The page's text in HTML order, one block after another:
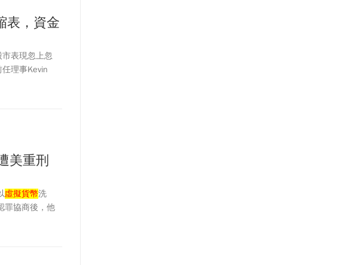
表，資金
表現忽上忽
理事Kevin
科技公司宣布
美重刑
虛擬貨幣洗
罪協商後，他
間3日出爐，